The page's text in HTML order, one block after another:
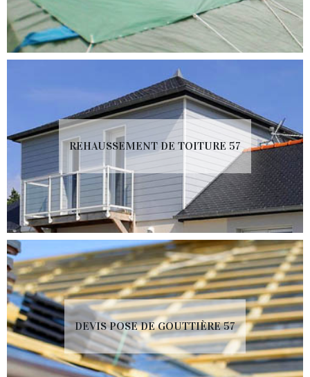
REHAUSSEMENT DE TOITURE 57
DEVIS POSE DE GOUTTIÈRE 57